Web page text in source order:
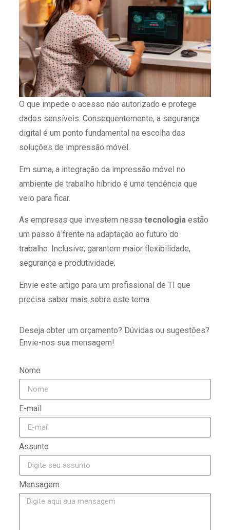
O que impede o acesso não autorizado e protege
dados sensíveis. Consequentemente, a segurança
digital é um ponto fundamental na escolha das
soluções de impressão móvel.
Em suma, a integração da impressão móvel no
ambiente de trabalho híbrido é uma tendência que
veio para ficar.
As empresas que investem nessa tecnologia estão
um passo à frente na adaptação ao futuro do
trabalho. Inclusive, garantem maior flexibilidade,
segurança e produtividade.
Envie este artigo para um profissional de TI que
precisa saber mais sobre este tema.
Deseja obter um orçamento? Dúvidas ou sugestões?
Envie-nos sua mensagem!
Nome
E-mail
Assunto
Mensagem